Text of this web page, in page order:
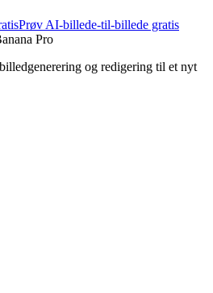
Prøv AI-billede-til-billede gratis
Pro
og redigering til et nyt